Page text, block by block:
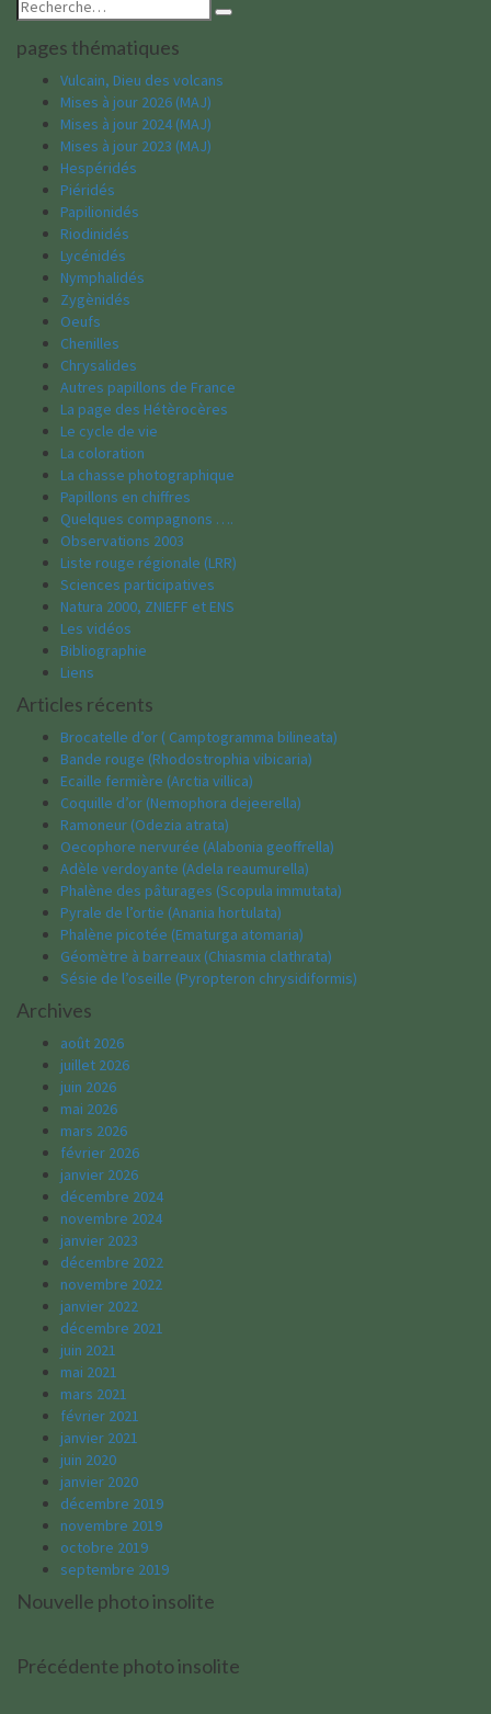
Recherche
pages thématiques
Vulcain, Dieu des volcans
Mises à jour 2026 (MAJ)
Mises à jour 2024 (MAJ)
Mises à jour 2023 (MAJ)
Hespéridés
Piéridés
Papilionidés
Riodinidés
Lycénidés
Nymphalidés
Zygènidés
Oeufs
Chenilles
Chrysalides
Autres papillons de France
La page des Hétèrocères
Le cycle de vie
La coloration
La chasse photographique
Papillons en chiffres
Quelques compagnons ….
Observations 2003
Liste rouge régionale (LRR)
Sciences participatives
Natura 2000, ZNIEFF et ENS
Les vidéos
Bibliographie
Liens
Articles récents
Brocatelle d’or ( Camptogramma bilineata)
Bande rouge (Rhodostrophia vibicaria)
Ecaille fermière (Arctia villica)
Coquille d’or (Nemophora dejeerella)
Ramoneur (Odezia atrata)
Oecophore nervurée (Alabonia geoffrella)
Adèle verdoyante (Adela reaumurella)
Phalène des pâturages (Scopula immutata)
Pyrale de l’ortie (Anania hortulata)
Phalène picotée (Ematurga atomaria)
Géomètre à barreaux (Chiasmia clathrata)
Sésie de l’oseille (Pyropteron chrysidiformis)
Archives
août 2026
juillet 2026
juin 2026
mai 2026
mars 2026
février 2026
janvier 2026
décembre 2024
novembre 2024
janvier 2023
décembre 2022
novembre 2022
janvier 2022
décembre 2021
juin 2021
mai 2021
mars 2021
février 2021
janvier 2021
juin 2020
janvier 2020
décembre 2019
novembre 2019
octobre 2019
septembre 2019
Nouvelle photo insolite
Précédente photo insolite